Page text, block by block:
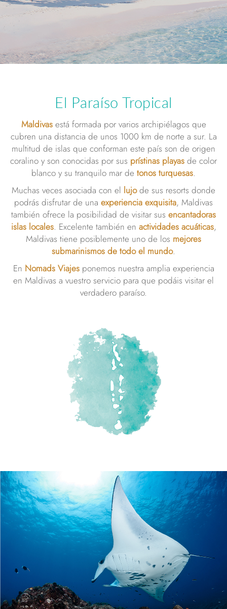
El Paraíso Tropical
Maldivasestá formada por varios archipiélagos que
cubren una distancia de unos 1000 km de norte a sur. La
multitud de islas que conforman este país son de origen
coralino y son conocidas por sus prístinas playas de color
blanco y su tranquilo mar de tonos turquesas.
Muchas veces asociada con el lujode sus resorts donde
podrás disfrutar de una experiencia exquisita, Maldivas
también ofrece la posibilidad de visitar sus encantadoras
islas locales. Excelente también en actividades acuáticas,
Maldivas tiene posiblemente uno de los mejores
submarinismos de todo el mundo.
En Nomads Viajesponemos nuestra amplia experiencia
en Maldivas a vuestro servicio para que podáis visitar el
verdadero paraíso.